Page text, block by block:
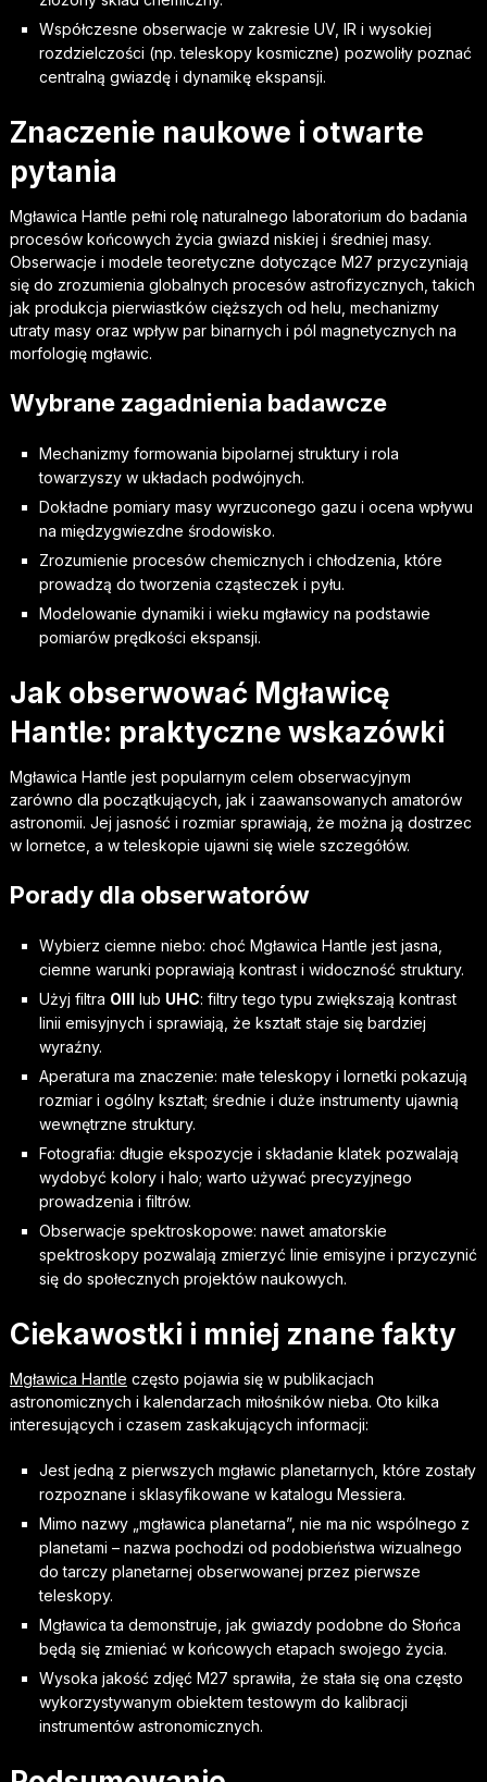
Współczesne obserwacje w zakresie UV, IR i wysokiej
rozdzielczości (np. teleskopy kosmiczne) pozwoliły poznać
centralną gwiazdę i dynamikę ekspansji.
Znaczenie naukowe i otwarte
pytania
Mgławica Hantle pełni rolę naturalnego laboratorium do badania
procesów końcowych życia gwiazd niskiej i średniej masy.
Obserwacje i modele teoretyczne dotyczące M27 przyczyniają
się do zrozumienia globalnych procesów astrofizycznych, takich
jak produkcja pierwiastków cięższych od helu, mechanizmy
utraty masy oraz wpływ par binarnych i pól magnetycznych na
morfologię mgławic.
Wybrane zagadnienia badawcze
Mechanizmy formowania bipolarnej struktury i rola
towarzyszy w układach podwójnych.
Dokładne pomiary masy wyrzuconego gazu i ocena wpływu
na międzygwiezdne środowisko.
Zrozumienie procesów chemicznych i chłodzenia, które
prowadzą do tworzenia cząsteczek i pyłu.
Modelowanie dynamiki i wieku mgławicy na podstawie
pomiarów prędkości ekspansji.
Jak obserwować Mgławicę
Hantle: praktyczne wskazówki
Mgławica Hantle jest popularnym celem obserwacyjnym
zarówno dla początkujących, jak i zaawansowanych amatorów
astronomii. Jej jasność i rozmiar sprawiają, że można ją dostrzec
w lornetce, a w teleskopie ujawni się wiele szczegółów.
Porady dla obserwatorów
Wybierz ciemne niebo: choć Mgławica Hantle jest jasna,
ciemne warunki poprawiają kontrast i widoczność struktury.
Użyj filtra OIII lub UHC: filtry tego typu zwiększają kontrast
linii emisyjnych i sprawiają, że kształt staje się bardziej
wyraźny.
Aperatura ma znaczenie: małe teleskopy i lornetki pokazują
rozmiar i ogólny kształt; średnie i duże instrumenty ujawnią
wewnętrzne struktury.
Fotografia: długie ekspozycje i składanie klatek pozwalają
wydobyć kolory i halo; warto używać precyzyjnego
prowadzenia i filtrów.
Obserwacje spektroskopowe: nawet amatorskie
spektroskopy pozwalają zmierzyć linie emisyjne i przyczynić
się do społecznych projektów naukowych.
Ciekawostki i mniej znane fakty
Mgławica Hantle często pojawia się w publikacjach
astronomicznych i kalendarzach miłośników nieba. Oto kilka
interesujących i czasem zaskakujących informacji:
Jest jedną z pierwszych mgławic planetarnych, które zostały
rozpoznane i sklasyfikowane w katalogu Messiera.
Mimo nazwy „mgławica planetarna”, nie ma nic wspólnego z
planetami – nazwa pochodzi od podobieństwa wizualnego
do tarczy planetarnej obserwowanej przez pierwsze
teleskopy.
Mgławica ta demonstruje, jak gwiazdy podobne do Słońca
będą się zmieniać w końcowych etapach swojego życia.
Wysoka jakość zdjęć M27 sprawiła, że stała się ona często
wykorzystywanym obiektem testowym do kalibracji
instrumentów astronomicznych.